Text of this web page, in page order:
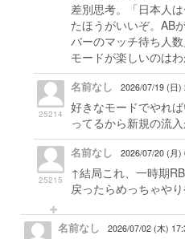
差別思考。「日本人
たほうがいいぞ。AB
バーのマッチ待ち人
モードが楽しいのは
25214
名前なし 2026/07/19 (日)
好きなモードでやれ
ってるから新規の流入
25215
名前なし 2026/07/20 (月)
↑結局これ、一時期
戻ったらめっちゃや
名前なし 2026/07/02 (木)